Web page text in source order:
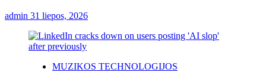
admin 31 liepos, 2026
MUZIKOS TECHNOLOGIJOS